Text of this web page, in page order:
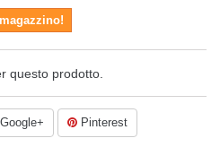
questo prodotto.
Google+ Pinterest